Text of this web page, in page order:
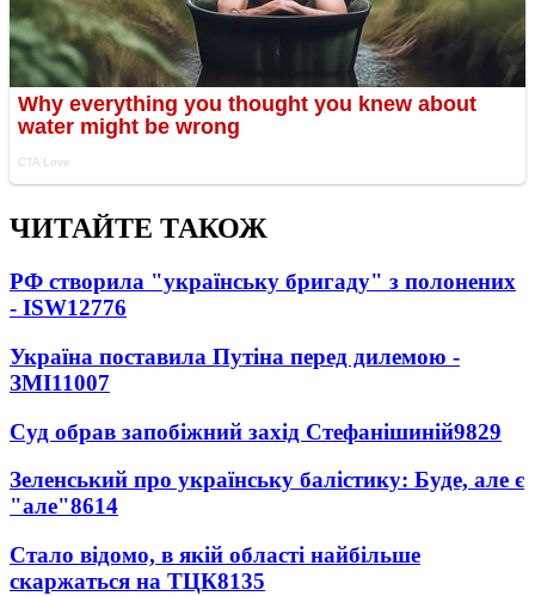
ЧИТАЙТЕ ТАКОЖ
РФ створила "українську бригаду" з полонених
- ISW12776
Україна поставила Путіна перед дилемою -
ЗМІ11007
Суд обрав запобіжний захід Стефанішиній9829
Зеленський про українську балістику: Буде, але є
"але"8614
Стало відомо, в якій області найбільше
скаржаться на ТЦК8135